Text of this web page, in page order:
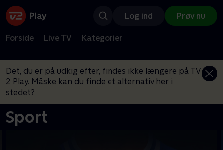
Log ind Prøv nu
Forside Live TV Kategorier
Det, du er på udkig efter, findes ikke længere på TV
2 Play. Måske kan du finde et alternativ her i
stedet?
Sport